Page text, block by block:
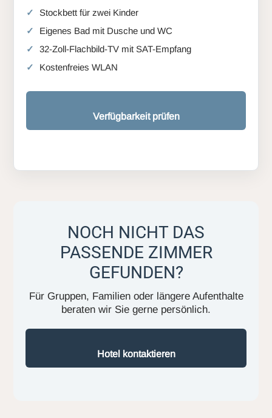
Stockbett für zwei Kinder
Eigenes Bad mit Dusche und WC
32-Zoll-Flachbild-TV mit SAT-Empfang
Kostenfreies WLAN
Verfügbarkeit prüfen
NOCH NICHT DAS
PASSENDE ZIMMER
GEFUNDEN?
Für Gruppen, Familien oder längere Aufenthalte
beraten wir Sie gerne persönlich.
Hotel kontaktieren